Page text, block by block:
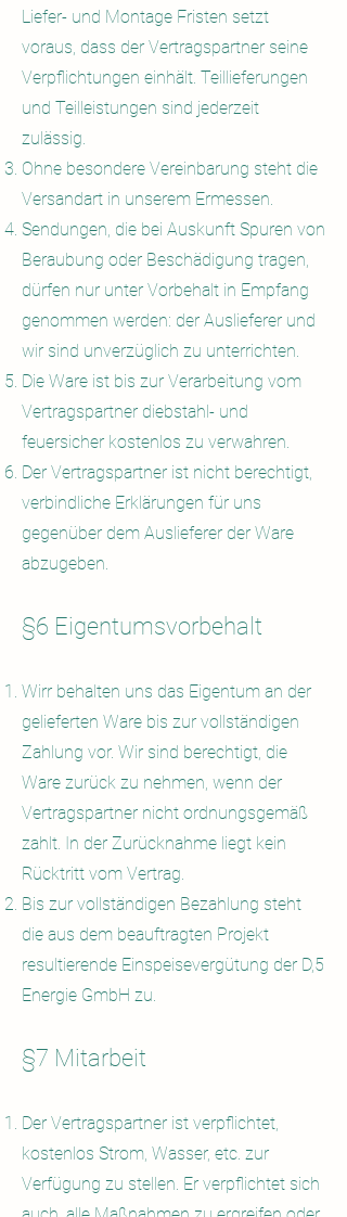
Liefer- und Montage Fristen setzt
voraus, dass der Vertragspartner seine
Verpflichtungen einhält. Teillieferungen
und Teilleistungen sind jederzeit
zulässig.
Ohne besondere Vereinbarung steht die
Versandart in unserem Ermessen.
Sendungen, die bei Auskunft Spuren von
Beraubung oder Beschädigung tragen,
dürfen nur unter Vorbehalt in Empfang
genommen werden: der Auslieferer und
wir sind unverzüglich zu unterrichten.
Die Ware ist bis zur Verarbeitung vom
Vertragspartner diebstahl- und
feuersicher kostenlos zu verwahren.
Der Vertragspartner ist nicht berechtigt,
verbindliche Erklärungen für uns
gegenüber dem Auslieferer der Ware
abzugeben.
§6 Eigentumsvorbehalt
Wirr behalten uns das Eigentum an der
gelieferten Ware bis zur vollständigen
Zahlung vor. Wir sind berechtigt, die
Ware zurück zu nehmen, wenn der
Vertragspartner nicht ordnungsgemäß
zahlt. In der Zurücknahme liegt kein
Rücktritt vom Vertrag.
Bis zur vollständigen Bezahlung steht
die aus dem beauftragten Projekt
resultierende Einspeisevergütung der D,5
Energie GmbH zu.
§7 Mitarbeit
Der Vertragspartner ist verpflichtet,
kostenlos Strom, Wasser, etc. zur
Verfügung zu stellen. Er verpflichtet sich